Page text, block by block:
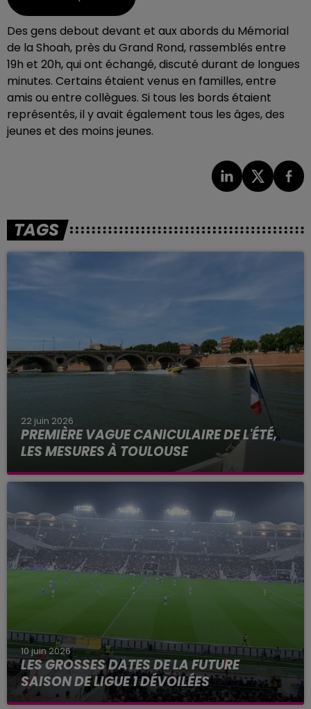
Des gens debout devant et aux abords du Mémorial
de la Shoah, près du Grand Rond, rassemblés entre
19h et 20h, qui ont échangé, discuté durant de longues
minutes. Certains étaient venus en familles, entre
amis ou entre collègues. Si tous les bords étaient
représentés, il y avait également tous les âges, des
jeunes et des moins jeunes.
TAGS
22 juin 2026
PREMIÈRE VAGUE CANICULAIRE DE L'ÉTÉ,
LES MESURES À TOULOUSE
Alors que les températures frôlent les 40 degrés
ce lundi 22 juin 2026 à Toulouse, Météo France
place la Haute-Garonne et 48 autres
départements en alerte...
10 juin 2026
LES GROSSES DATES DE LA FUTURE
SAISON DE LIGUE 1 DÉVOILÉES
Parmi les grosses dates de la saison à venir, une